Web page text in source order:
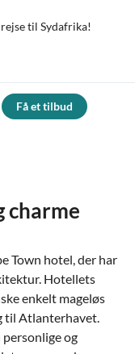
til Sydafrika!
Få et tilbud
charme
Town hotel, der har
Hotellets
enkelt mageløs
til Atlanterhavet.
og